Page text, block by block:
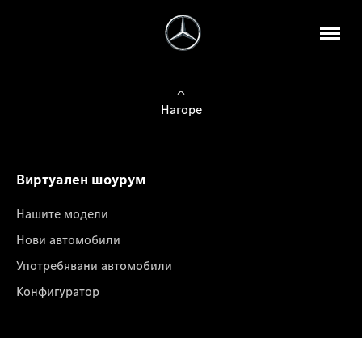
Нагоре
Виртуален шоурум
Нашите модели
Нови автомобили
Употребявани автомобили
Конфигуратор